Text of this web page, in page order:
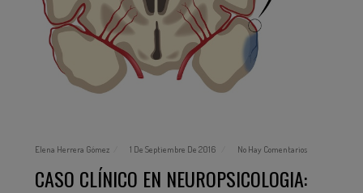
Elena Herrera Gómez 1 De Septiembre De 2016 No Hay Comentarios
CASO CLÍNICO EN NEUROPSICOLOGIA: